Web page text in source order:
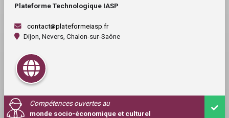
Plateforme Technologique IASP
contact
plateformeiasp.fr
Dijon, Nevers, Chalon-sur-Saône
Compétences ouvertes au
monde socio-économique et culturel